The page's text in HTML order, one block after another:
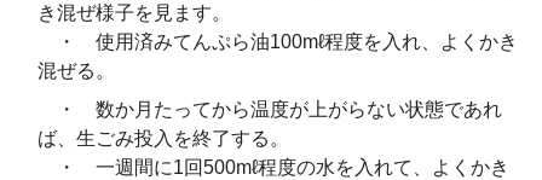
き混ぜ様子を見ます。
・ 使用済みてんぷら油100mℓ程度を入れ、よくかき
混ぜる。
・ 数か月たってから温度が上がらない状態であれ
ば、生ごみ投入を終了する。
・ 一週間に1回500mℓ程度の水を入れて、よくかき